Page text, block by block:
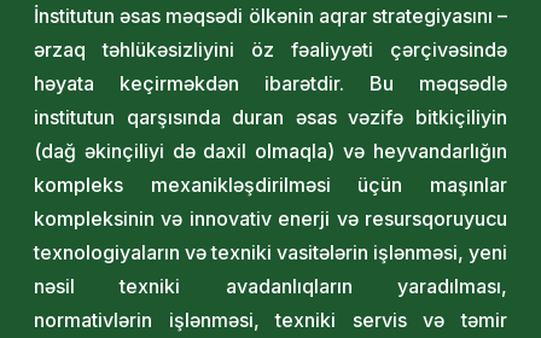
İnstitutun əsas məqsədi ölkənin aqrar strategiyasını –
ərzaq təhlükəsizliyini öz fəaliyyəti çərçivəsində
həyata keçirməkdən ibarətdir. Bu məqsədlə
institutun qarşısında duran əsas vəzifə bitkiçiliyin
(dağ əkinçiliyi də daxil olmaqla) və heyvandarlığın
kompleks mexanikləşdirilməsi üçün maşınlar
kompleksinin və innovativ enerji və resursqoruyucu
texnologiyaların və texniki vasitələrin işlənməsi, yeni
nəsil texniki avadanlıqların yaradılması,
normativlərin işlənməsi, texniki servis və təmir